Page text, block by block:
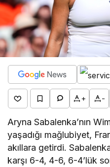
+ -
Aryna Sabalenka’nın
yaşadığı mağlubiyet,
akıllara getirdi.
karşı 6-4, 4-6, 6-4’lük